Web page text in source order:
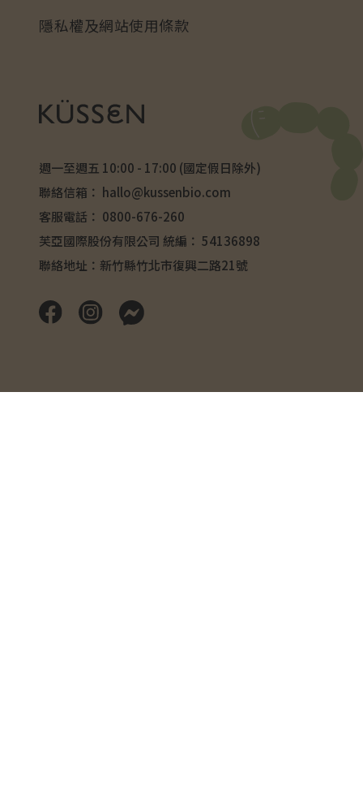
週一至週五 10:00 - 17:00 (國定假日除外)
聯絡信箱： hallo@kussenbio.com
客服電話： 0800-676-260
芙亞國際股份有限公司 統編： 54136898
聯絡地址：新竹縣竹北市復興二路21號
隱私權及網站使用條款